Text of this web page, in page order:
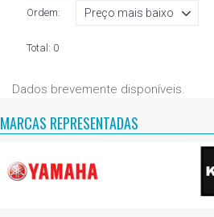
Ordem:
Total: 0
Dados brevemente disponíveis.
MARCAS REPRESENTADAS